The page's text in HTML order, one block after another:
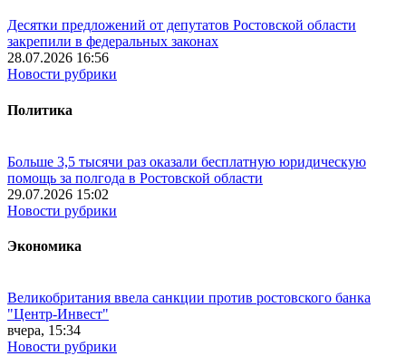
Десятки предложений от депутатов Ростовской области
закрепили в федеральных законах
28.07.2026 16:56
Новости рубрики
Политика
Больше 3,5 тысячи раз оказали бесплатную юридическую
помощь за полгода в Ростовской области
29.07.2026 15:02
Новости рубрики
Экономика
Великобритания ввела санкции против ростовского банка
"Центр-Инвест"
вчера, 15:34
Новости рубрики